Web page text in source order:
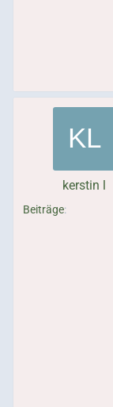
kerstin l
Beiträge